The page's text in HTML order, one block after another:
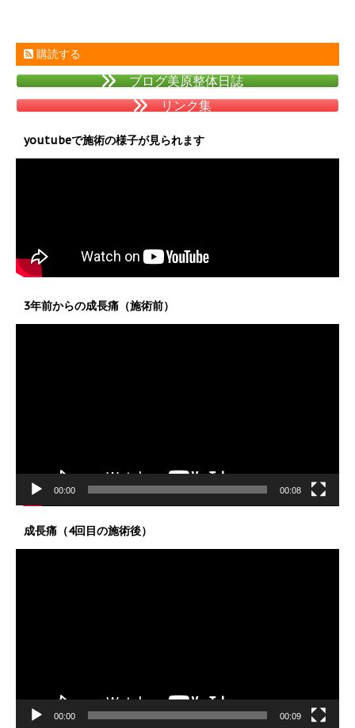
購読する
ブログ美原整体日誌
リンク集
youtubeで施術の様子が見られます
3年前からの成長痛（施術前）
00:00 00:08
成長痛（4回目の施術後）
00:00 00:09